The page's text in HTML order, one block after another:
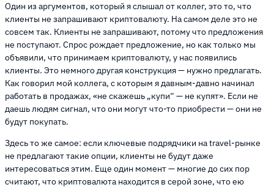
Один из аргументов, который я слышал от коллег, это то, что
клиенты не запрашивают криптовалюту. На самом деле это не
совсем так. Клиенты не запрашивают, потому что предложения
не поступают. Спрос рождает предложение, но как только мы
объявили, что принимаем криптовалюту, у нас появились
клиенты. Это немного другая конструкция — нужно предлагать.
Как говорил мой коллега, с которым я давным-давно начинал
работать в продажах, «не скажешь „купи“ — не купят». Если не
даешь людям сигнал, что они могут что-то приобрести — они не
будут покупать.
Здесь то же самое: если ключевые подрядчики на travel-рынке
не предлагают такие опции, клиенты не будут даже
интересоваться этим. Еще один момент — многие до сих пор
считают, что криптовалюта находится в серой зоне, что ею